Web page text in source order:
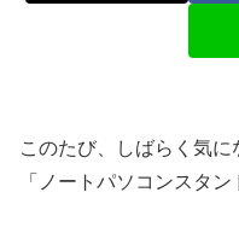
このたび、しばらく気
「ノートパソコンスタ